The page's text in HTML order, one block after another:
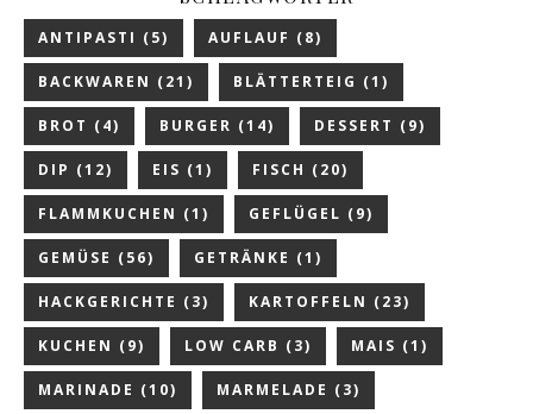
ANTIPASTI (5) AUFLAUF (8)
BACKWAREN (21) BLÄTTERTEIG (1)
BROT (4) BURGER (14) DESSERT (9)
DIP (12) EIS (1) FISCH (20)
FLAMMKUCHEN (1) GEFLÜGEL (9)
GEMÜSE (56) GETRÄNKE (1)
HACKGERICHTE (3) KARTOFFELN (23)
KUCHEN (9) LOW CARB (3) MAIS (1)
MARINADE (10) MARMELADE (3)